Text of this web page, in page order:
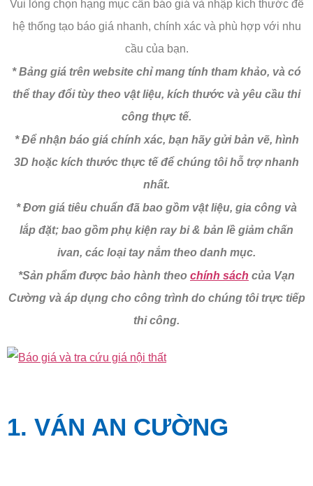
Vui lòng chọn hạng mục cần báo giá và nhập kích thước để
hệ thống tạo báo giá nhanh, chính xác và phù hợp với nhu
cầu của bạn.
*Bảng giá trên website chỉ mang tính tham khảo, và có
thể thay đổi tùy theo vật liệu, kích thước và yêu cầu thi
công thực tế.
* Để nhận báo giá chính xác, bạn hãy gửi bản vẽ, hình
3D hoặc kích thước thực tế để chúng tôi hỗ trợ nhanh
nhất.
* Đơn giá tiêu chuẩn đã bao gồm vật liệu, gia công và
lắp đặt; bao gồm phụ kiện ray bi & bản lề giảm chấn
ivan, các loại tay nắm theo danh mục.
*Sản phẩm được bảo hành theo chính sách của Vạn
Cường và áp dụng cho công trình do chúng tôi trực tiếp
thi công.
1. VÁN AN CƯỜNG